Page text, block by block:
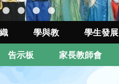
學與教 學生發展
告示板 家長教師會